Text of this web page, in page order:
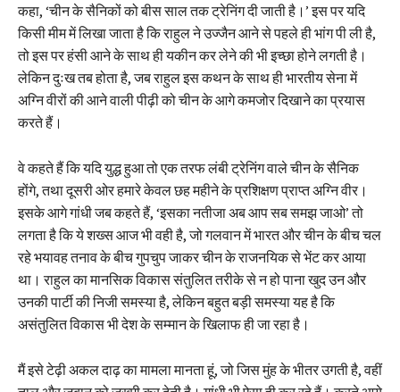
कहा, ‘चीन के सैनिकों को बीस साल तक ट्रेनिंग दी जाती है।’ इस पर यदि
किसी मीम में लिखा जाता है कि राहुल ने उज्जैन आने से पहले ही भांग पी ली है,
तो इस पर हंसी आने के साथ ही यकीन कर लेने की भी इच्छा होने लगती है।
लेकिन दुःख तब होता है, जब राहुल इस कथन के साथ ही भारतीय सेना में
अग्नि वीरों की आने वाली पीढ़ी को चीन के आगे कमजोर दिखाने का प्रयास
करते हैं।
वे कहते हैं कि यदि युद्ध हुआ तो एक तरफ लंबी ट्रेनिंग वाले चीन के सैनिक
होंगे, तथा दूसरी ओर हमारे केवल छह महीने के प्रशिक्षण प्राप्त अग्नि वीर।
इसके आगे गांधी जब कहते हैं, ‘इसका नतीजा अब आप सब समझ जाओ’ तो
लगता है कि ये शख्स आज भी वही है, जो गलवान में भारत और चीन के बीच चल
रहे भयावह तनाव के बीच गुपचुप जाकर चीन के राजनयिक से भेंट कर आया
था। राहुल का मानसिक विकास संतुलित तरीके से न हो पाना खुद उन और
उनकी पार्टी की निजी समस्या है, लेकिन बहुत बड़ी समस्या यह है कि
असंतुलित विकास भी देश के सम्मान के खिलाफ ही जा रहा है।
मैं इसे टेढ़ी अकल दाढ़ का मामला मानता हूं, जो जिस मुंह के भीतर उगती है, वहीं